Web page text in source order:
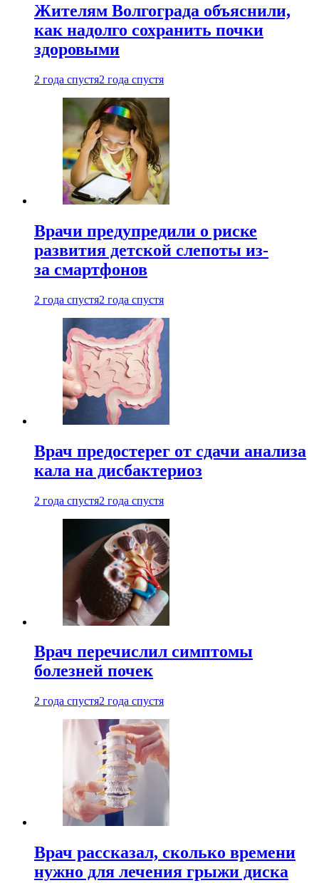
Жителям Волгограда объяснили,
как надолго сохранить почки
здоровыми
2 года спустя2 года спустя
Врачи предупредили о риске
развития детской слепоты из-
за смартфонов
2 года спустя2 года спустя
Врач предостерег от сдачи анализа
кала на дисбактериоз
2 года спустя2 года спустя
Врач перечислил симптомы
болезней почек
2 года спустя2 года спустя
Врач рассказал, сколько времени
нужно для лечения грыжи диска